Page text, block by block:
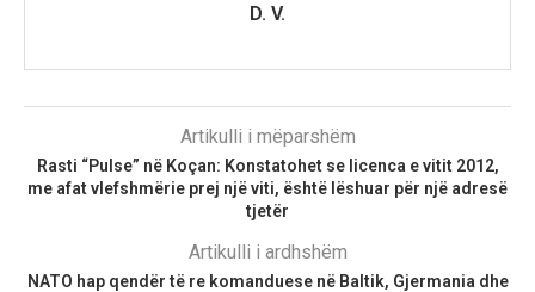
D. V.
Artikulli i mëparshëm
Rasti “Pulse” në Koçan: Konstatohet se licenca e vitit 2012,
me afat vlefshmërie prej një viti, është lëshuar për një adresë
tjetër
Artikulli i ardhshëm
NATO hap qendër të re komanduese në Baltik, Gjermania dhe